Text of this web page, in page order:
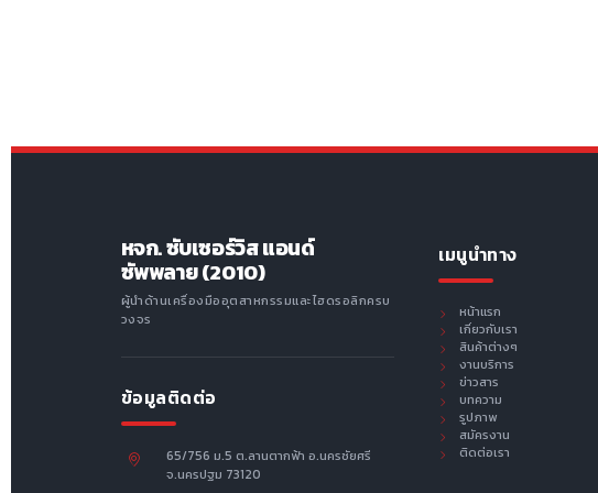
หจก. ซับเซอร์วิส แอนด์
ซัพพลาย (2010)
ผู้นำด้านเครื่องมืออุตสาหกรรมและไฮดรอลิกครบ
วงจร
ข้อมูลติดต่อ
65/756 ม.5 ต.ลานตากฟ้า อ.นครชัยศรี
จ.นครปฐม 73120
เมนูนำทาง
หน้าแรก
เกี่ยวกับเรา
สินค้าต่างๆ
งานบริการ
ข่าวสาร
บทความ
รูปภาพ
สมัครงาน
ติดต่อเรา